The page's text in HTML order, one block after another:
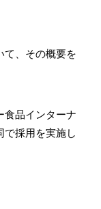
て、その概要を
食品インターナ
で採用を実施し